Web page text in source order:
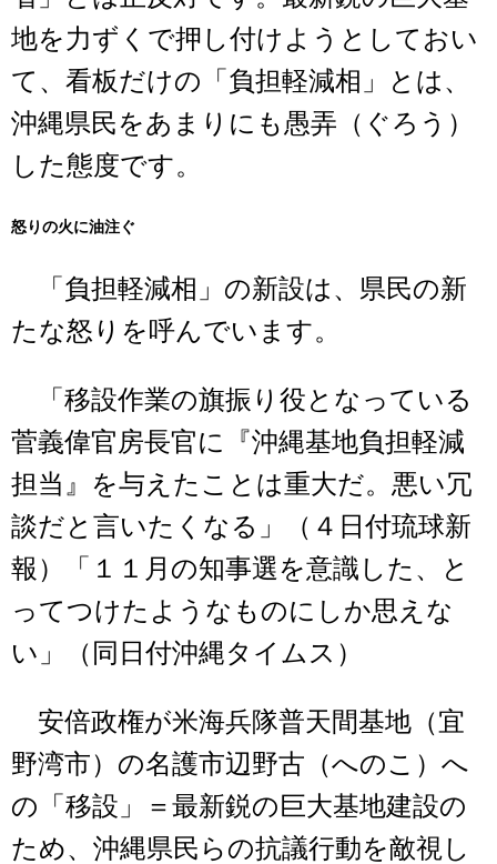
地を力ずくで押し付けようとしておい
て、看板だけの「負担軽減相」とは、
沖縄県民をあまりにも愚弄（ぐろう）
した態度です。
怒りの火に油注ぐ
「負担軽減相」の新設は、県民の新
たな怒りを呼んでいます。
「移設作業の旗振り役となっている
菅義偉官房長官に『沖縄基地負担軽減
担当』を与えたことは重大だ。悪い冗
談だと言いたくなる」（４日付琉球新
報）「１１月の知事選を意識した、と
ってつけたようなものにしか思えな
い」（同日付沖縄タイムス）
安倍政権が米海兵隊普天間基地（宜
野湾市）の名護市辺野古（へのこ）へ
の「移設」＝最新鋭の巨大基地建設の
ため、沖縄県民らの抗議行動を敵視し